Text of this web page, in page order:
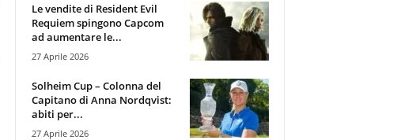
Le vendite di Resident Evil
Requiem spingono Capcom
ad aumentare le...
27 Aprile 2026
Solheim Cup – Colonna del
Capitano di Anna Nordqvist:
abiti per...
27 Aprile 2026